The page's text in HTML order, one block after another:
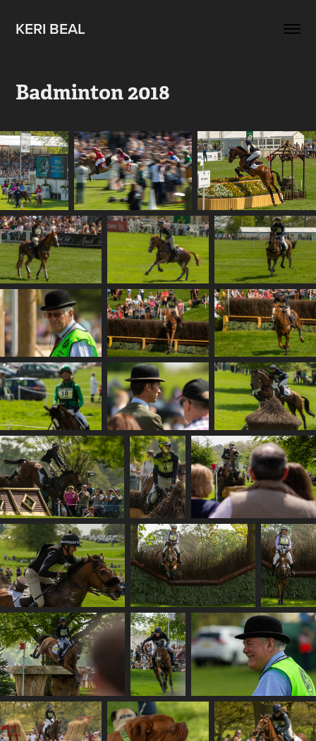
KERI BEAL
Badminton 2018